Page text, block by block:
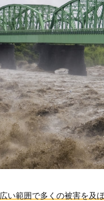
広い範囲で多くの被害を及